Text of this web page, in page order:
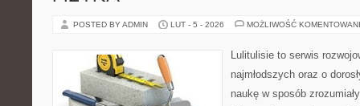
POSTED BY ADMIN LUT - 5 - 2026 MOŻLIWOŚĆ
Lulitulisie to serwis
najmłodszych oraz o
naukę w sposób